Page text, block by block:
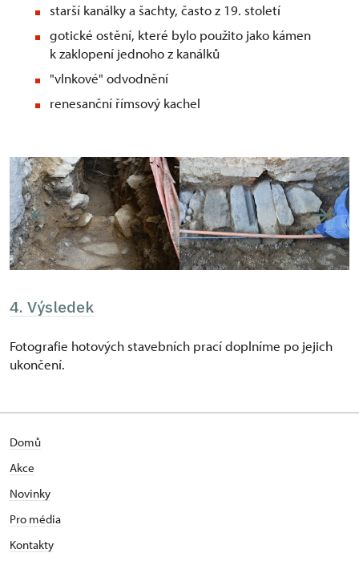
starší kanálky a šachty, často z 19. století
gotické ostění, které bylo použito jako kámen
k zaklopení jednoho z kanálků
"vlnkové" odvodnění
renesanční římsový kachel
4. Výsledek
Fotografie hotových stavebních prací doplníme po jejich
ukončení.
Domů
Akce
Novinky
Pro média
Kontakty